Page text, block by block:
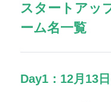
スタートアッ
ーム名一覧
Day1：12月13